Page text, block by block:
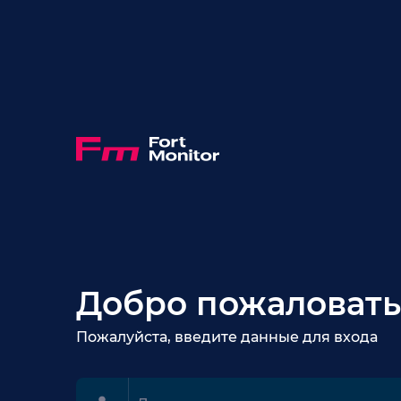
Добро пожаловать
Пожалуйста, введите данные для входа